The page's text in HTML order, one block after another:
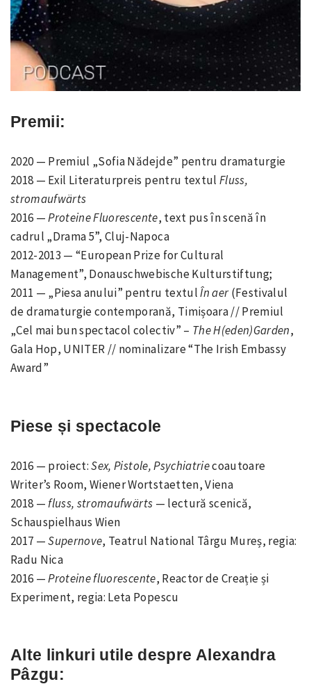
Premii:
2020 — Premiul „Sofia Nădejde” pentru dramaturgie
2018 — Exil Literaturpreis pentru textul Fluss,
stromaufwärts
2016 —Proteine Fluorescente, text pus în scenă în
cadrul „Drama 5”, Cluj-Napoca
2012-2013 — “European Prize for Cultural
Management”, Donauschwebische Kulturstiftung;
2011 — „Piesa anului” pentru textulÎn aer(Festivalul
de dramaturgie contemporană, Timișoara // Premiul
„Cel mai bun spectacol colectiv” – The H(eden)Garden,
Gala Hop, UNITER // nominalizare “The Irish Embassy
Award”
Piese și spectacole
2016 — proiect:Sex, Pistole, Psychiatriecoautoare
Writer’s Room, Wiener Wortstaetten, Viena
2018 —fluss, stromaufwärts — lectură scenică,
Schauspielhaus Wien
2017 —Supernove, Teatrul National Târgu Mureș, regia:
Radu Nica
2016 —Proteine fluorescente, Reactor de Creație și
Experiment, regia: Leta Popescu
Alte linkuri utile despre Alexandra
Pâzgu: